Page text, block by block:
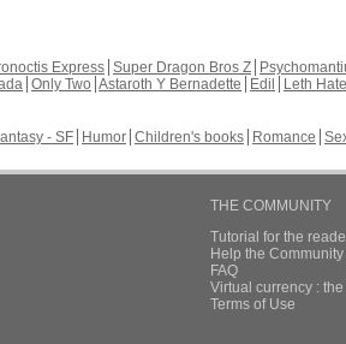
Express Super Dragon Bros Z
Only Two Astaroth Y Bernadette Edil
Leth Hate
- SF Humor Children's books Romance
THE COMMUNITY
Tutorial for the
Help the
FAQ
Virtual currency :
Terms of Use